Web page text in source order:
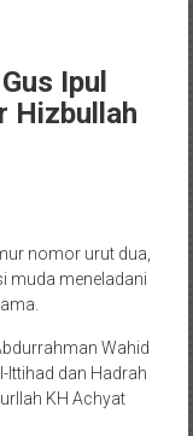
Ipul
Hizbullah
nomor urut dua,
muda meneladani
Wahid
Ittihad dan Hadrah
KH Achyat